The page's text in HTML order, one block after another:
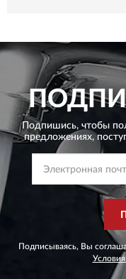
Подпишись, чтобы
предложениях,
Подписываясь, Вы